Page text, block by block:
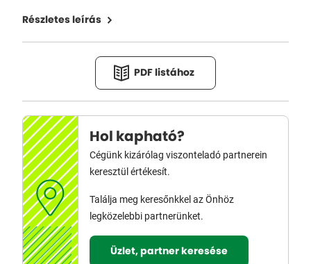
Részletes leírás
PDF listához
Hol kapható?
Cégünk kizárólag viszonteladó partnerein
keresztül értékesít.
Találja meg keresőnkkel az Önhöz
legközelebbi partnerünket.
Üzlet, partner keresése